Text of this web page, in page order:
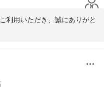
利用いただき、誠にありがと
便をおかけしましたこと、
のバスタオルや館内設備につ
誠にありがとうございます。